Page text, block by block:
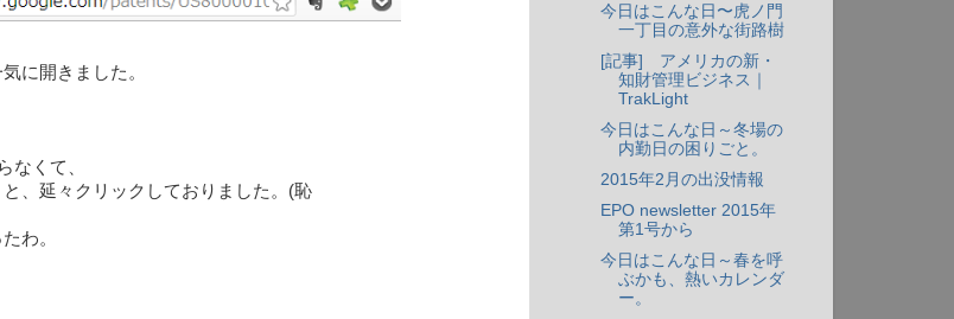
に開きました。
なくて、
、延々クリックしておりました。(恥
わ。
今日はこんな日〜虎ノ門
一丁目の意外な街路樹
[記事] アメリカの新・
知財管理ビジネス｜
TrakLight
今日はこんな日～冬場の
内勤日の困りごと。
2015年2月の出没情報
EPO newsletter 2015年
第1号から
今日はこんな日～春を呼
ぶかも、熱いカレンダ
ー。